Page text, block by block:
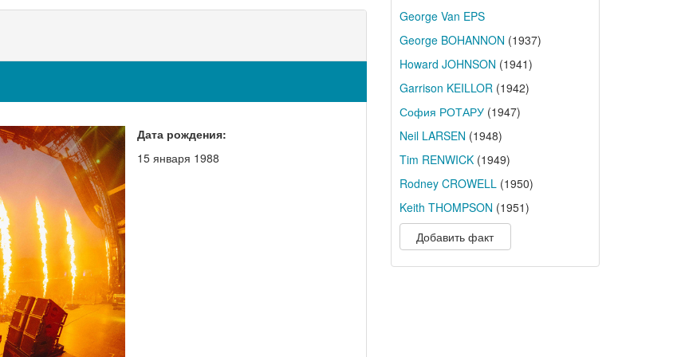
Дата рождения:
15 января 1988
George Van EPS
George BOHANNON (1937)
Howard JOHNSON (1941)
Garrison KEILLOR(1942)
София РОТАРУ(1947)
Neil LARSEN (1948)
Tim RENWICK(1949)
Rodney CROWELL(1950)
Keith THOMPSON (1951)
Добавить факт